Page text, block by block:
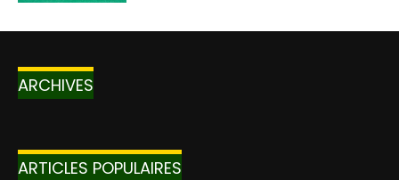
ARCHIVES
ARTICLES POPULAIRES